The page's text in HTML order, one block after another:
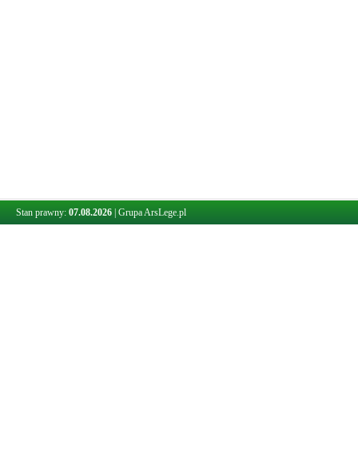
Stan prawny: 07.08.2026 Grupa ArsLege.pl